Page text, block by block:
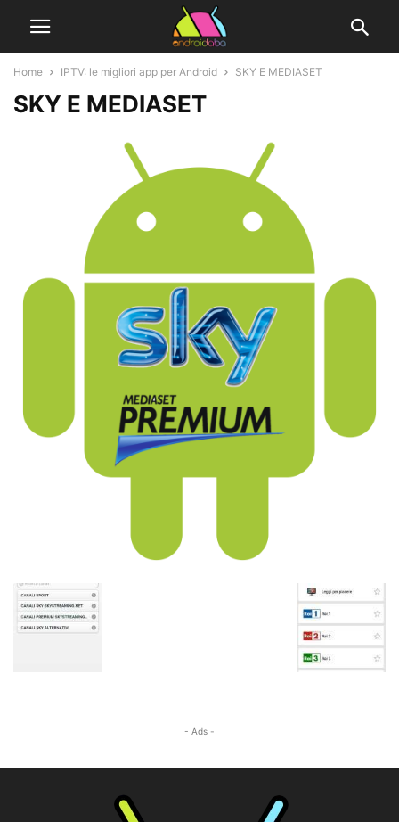
Home IPTV: le migliori app per Android SKY E MEDIASET
SKY E MEDIASET
- Ads -